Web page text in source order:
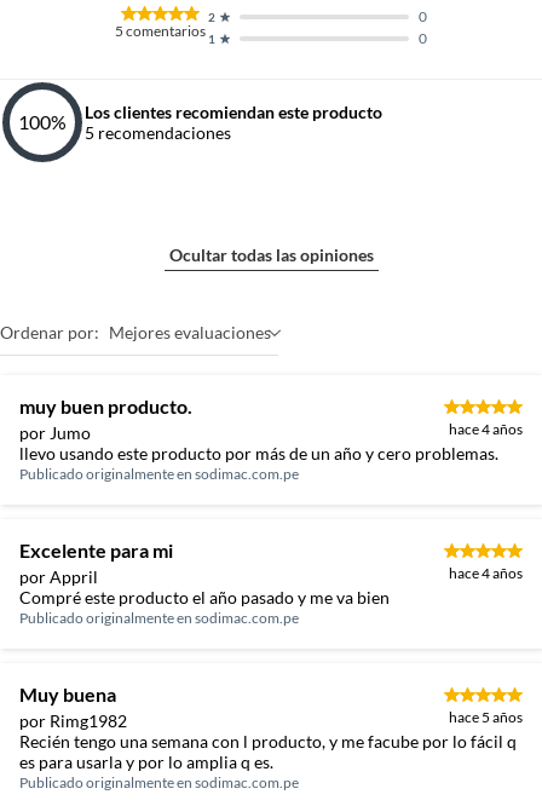
5 comentarios 1 0
2 0
100%
Los clientes recomiendan este producto
5 recomendaciones
Ocultar todas las opiniones
Ordenar por: Mejores evaluaciones
muy buen producto.
por Jumo hace 4 años
llevo usando este producto por más de un año y cero problemas.
Publicado originalmente en sodimac.com.pe
Excelente para mi
por Appril hace 4 años
Compré este producto el año pasado y me va bien
Publicado originalmente en sodimac.com.pe
Muy buena
por Rimg1982 hace 5 años
Recién tengo una semana con l producto, y me facube por lo fácil q
es para usarla y por lo amplia q es.
Publicado originalmente en sodimac.com.pe